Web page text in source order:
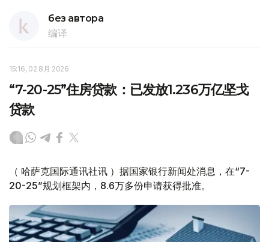
без автора
编译
15:16, 02 8月 2026
“7-20-25”住房贷款：已发放1.236万亿坚戈
贷款
（ 哈萨克国际通讯社讯 ）据国家银行新闻处消息，在“7-
20-25”规划框架内，8.6万多份申请获得批准。